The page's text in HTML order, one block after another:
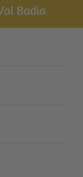
Badia